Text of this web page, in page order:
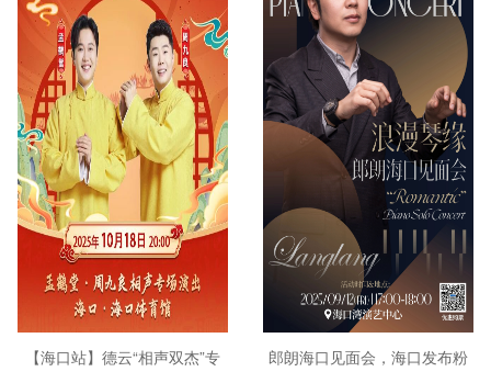
【海口站】德云“相声双杰”专
郎朗海口见面会，海口发布粉